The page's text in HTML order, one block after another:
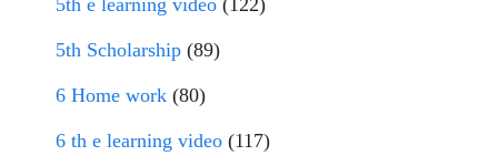
5th e learning video (122)
5th Scholarship (89)
6 Home work (80)
6 th e learning video (117)